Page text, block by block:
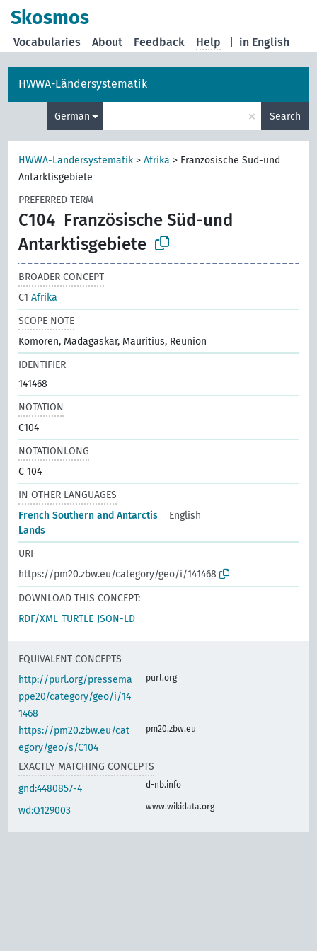
Skosmos
in English
Vocabularies About Feedback Help
HWWA-Ländersystematik
German × Search
HWWA-Ländersystematik >Afrika > Französische Süd-und
Antarktisgebiete
PREFERRED TERM
C104 Französische Süd-und
Antarktisgebiete
BROADER CONCEPT
C1Afrika
SCOPE NOTE
Komoren, Madagaskar, Mauritius, Reunion
IDENTIFIER
141468
NOTATION
C104
NOTATIONLONG
C 104
IN OTHER LANGUAGES
French Southern and Antarctis
Lands
English
URI
https://pm20.zbw.eu/category/geo/i/141468
DOWNLOAD THIS CONCEPT:
RDF/XML TURTLE JSON-LD
EQUIVALENT CONCEPTS
http://purl.org/pressema
ppe20/category/geo/i/14
1468
purl.org
https://pm20.zbw.eu/cat
egory/geo/s/C104
pm20.zbw.eu
EXACTLY MATCHING CONCEPTS
gnd:4480857-4
d-nb.info
wd:Q129003 www.wikidata.org